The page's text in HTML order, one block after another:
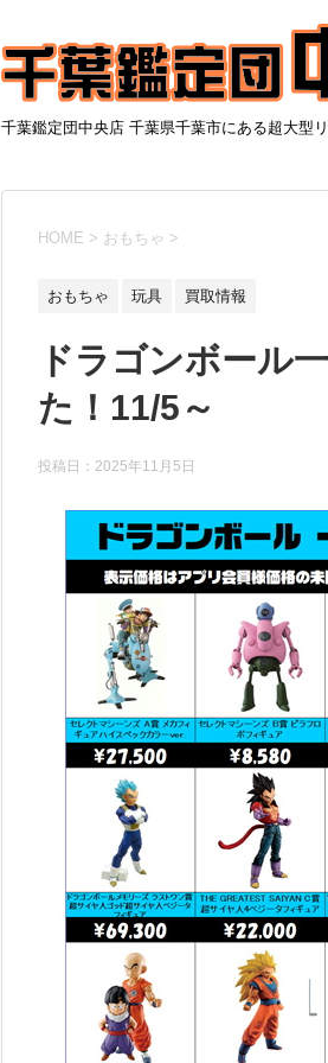
千葉鑑定団中央店 千葉県千葉市にある超大
HOME > おもちゃ >
おもちゃ 玩具 買取情報
ドラゴンボール
た！11/5～
投稿日： 2025年11月5日